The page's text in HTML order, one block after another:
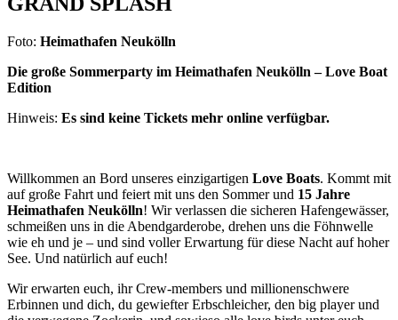
Foto: Heimathafen Neukölln
Die große Sommerparty im Heimathafen Neukölln – Love Boat
Edition
Hinweis: Es sind keine Tickets mehr online verfügbar.
Willkommen an Bord unseres einzigartigen Love Boats. Kommt mit
auf große Fahrt und feiert mit uns den Sommer und 15 Jahre
Heimathafen Neukölln! Wir verlassen die sicheren Hafengewässer,
schmeißen uns in die Abendgarderobe, drehen uns die Föhnwelle
wie eh und je – und sind voller Erwartung für diese Nacht auf hoher
See. Und natürlich auf euch!
Wir erwarten euch, ihr Crew-members und millionenschwere
Erbinnen und dich, du gewiefter Erbschleicher, den big player und